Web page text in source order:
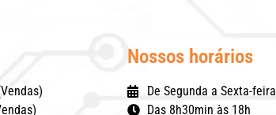
Nossos horários
De Segunda a Sexta-feira
Das 8h30min às 18h